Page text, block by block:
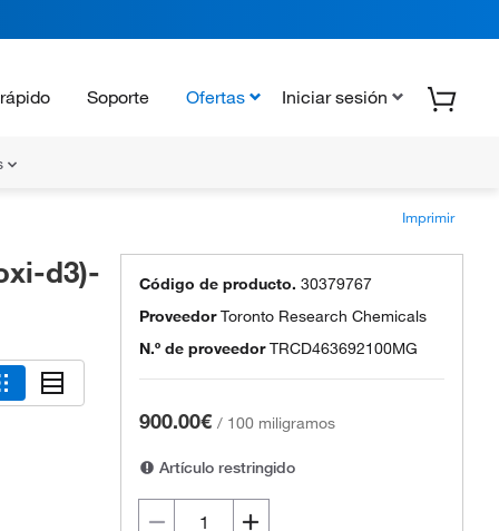
Soporte Ofertas Iniciar sesión
Imprimir
d3)- Código de producto. 30379767
ProveedorToronto Research Chemicals
N.º de proveedor TRCD463692100MG
900.00€ / 100 miligramos
Artículo restringido